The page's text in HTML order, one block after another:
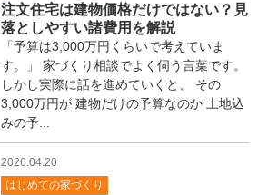
注文住宅は建物価格だけではない？見
落としやすい諸費用を解説
「予算は3,000万円くらいで考えていま
す。」 家づくり相談でよく伺う言葉です。
しかし実際に話を進めていくと、 その
3,000万円が 建物だけの予算なのか 土地込
みの予...
2026.04.20
はじめての家づくり